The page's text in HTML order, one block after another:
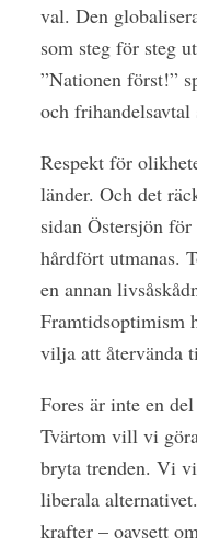
val. Den
som steg för steg
”Nationen först!”
och frihandelsavtal
Respekt för
länder. Och det
sidan Östersjön
hårdfört utmanas.
en annan
Framtidsoptimism
vilja att återvända
Fores är inte en
Tvärtom vill vi
bryta trenden. Vi
liberala
krafter – oavsett